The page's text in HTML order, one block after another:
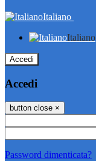
Italiano
Italiano
Accedi
Accedi
button close ×
Password dimenticata?